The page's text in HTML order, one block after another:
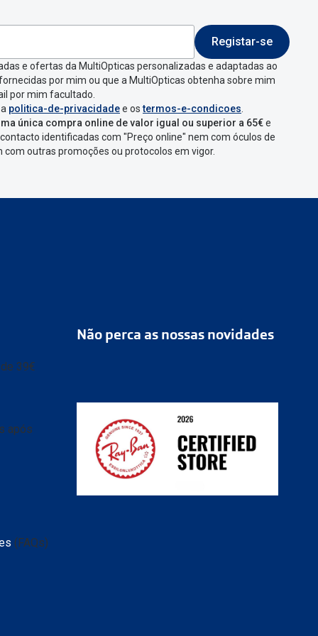
aparecer e
num ponto
com
de
Registar-se
e ofertas da MultiOpticas personalizadas e adaptadas ao
por mim ou que a MultiOpticas obtenha sobre mim
por mim facultado.
politica-de-privacidadee ostermos-e-condicoes
única compra online de valor igual ou superior a 65€e
identificadas com "Preço online" nem com óculos de
outras promoções ou protocolos em vigor.
39€
após
(FAQs)
Não perca as nossas novidades